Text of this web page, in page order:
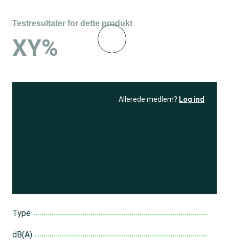
Testresultater for dette produkt
XY%
Allerede medlem? Log ind
Type
dB(A)